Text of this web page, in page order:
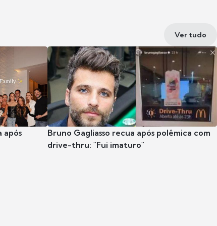
Ver tudo
após
Bruno Gagliasso recua após polêmica com
drive-thru: "Fui imaturo"